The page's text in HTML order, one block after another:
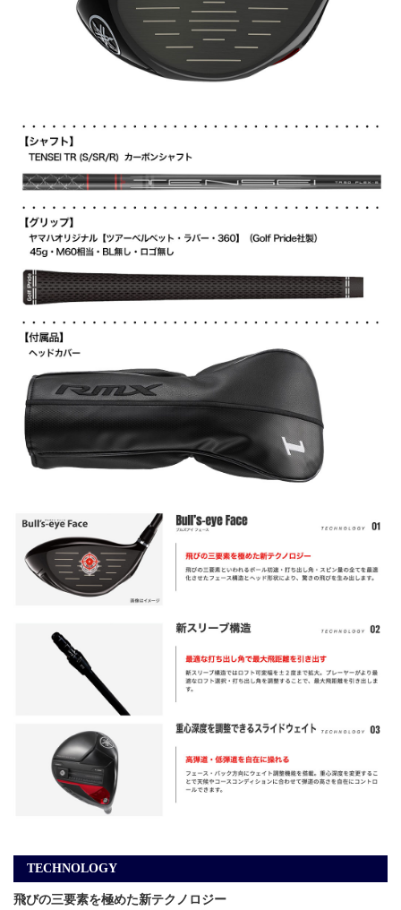
TECHNOLOGY
飛びの三要素を極めた新テクノロジー